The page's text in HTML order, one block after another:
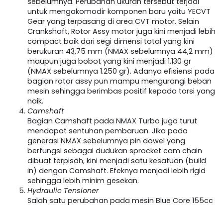
untuk mengakomodir komponen baru yaitu YECVT
Gear yang terpasang di area CVT motor. Selain
Crankshaft, Rotor Assy motor juga kini menjadi lebih
compact baik dari segi dimensi total yang kini
berukuran 43,75 mm (NMAX sebelumnya 44,2 mm)
maupun juga bobot yang kini menjadi 1.130 gr
(NMAX sebelumnya 1.250 gr). Adanya efisiensi pada
bagian rotor assy pun mampu mengurangi beban
mesin sehingga berimbas positif kepada torsi yang
naik.
Camshaft
Bagian Camshaft pada NMAX Turbo juga turut
mendapat sentuhan pembaruan. Jika pada
generasi NMAX sebelumnya pin dowel yang
berfungsi sebagai dudukan sprocket cam chain
dibuat terpisah, kini menjadi satu kesatuan (build
in) dengan Camshaft. Efeknya menjadi lebih rigid
sehingga lebih minim gesekan.
Hydraulic Tensioner
Salah satu perubahan pada mesin Blue Core 155cc